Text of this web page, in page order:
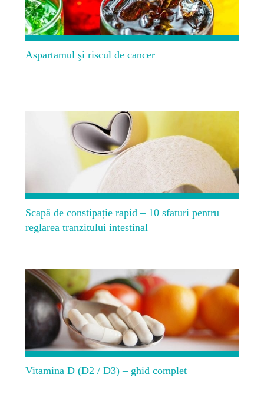
Aspartamul şi riscul de cancer
Scapă de constipație rapid – 10 sfaturi pentru
reglarea tranzitului intestinal
Vitamina D (D2 / D3) – ghid complet